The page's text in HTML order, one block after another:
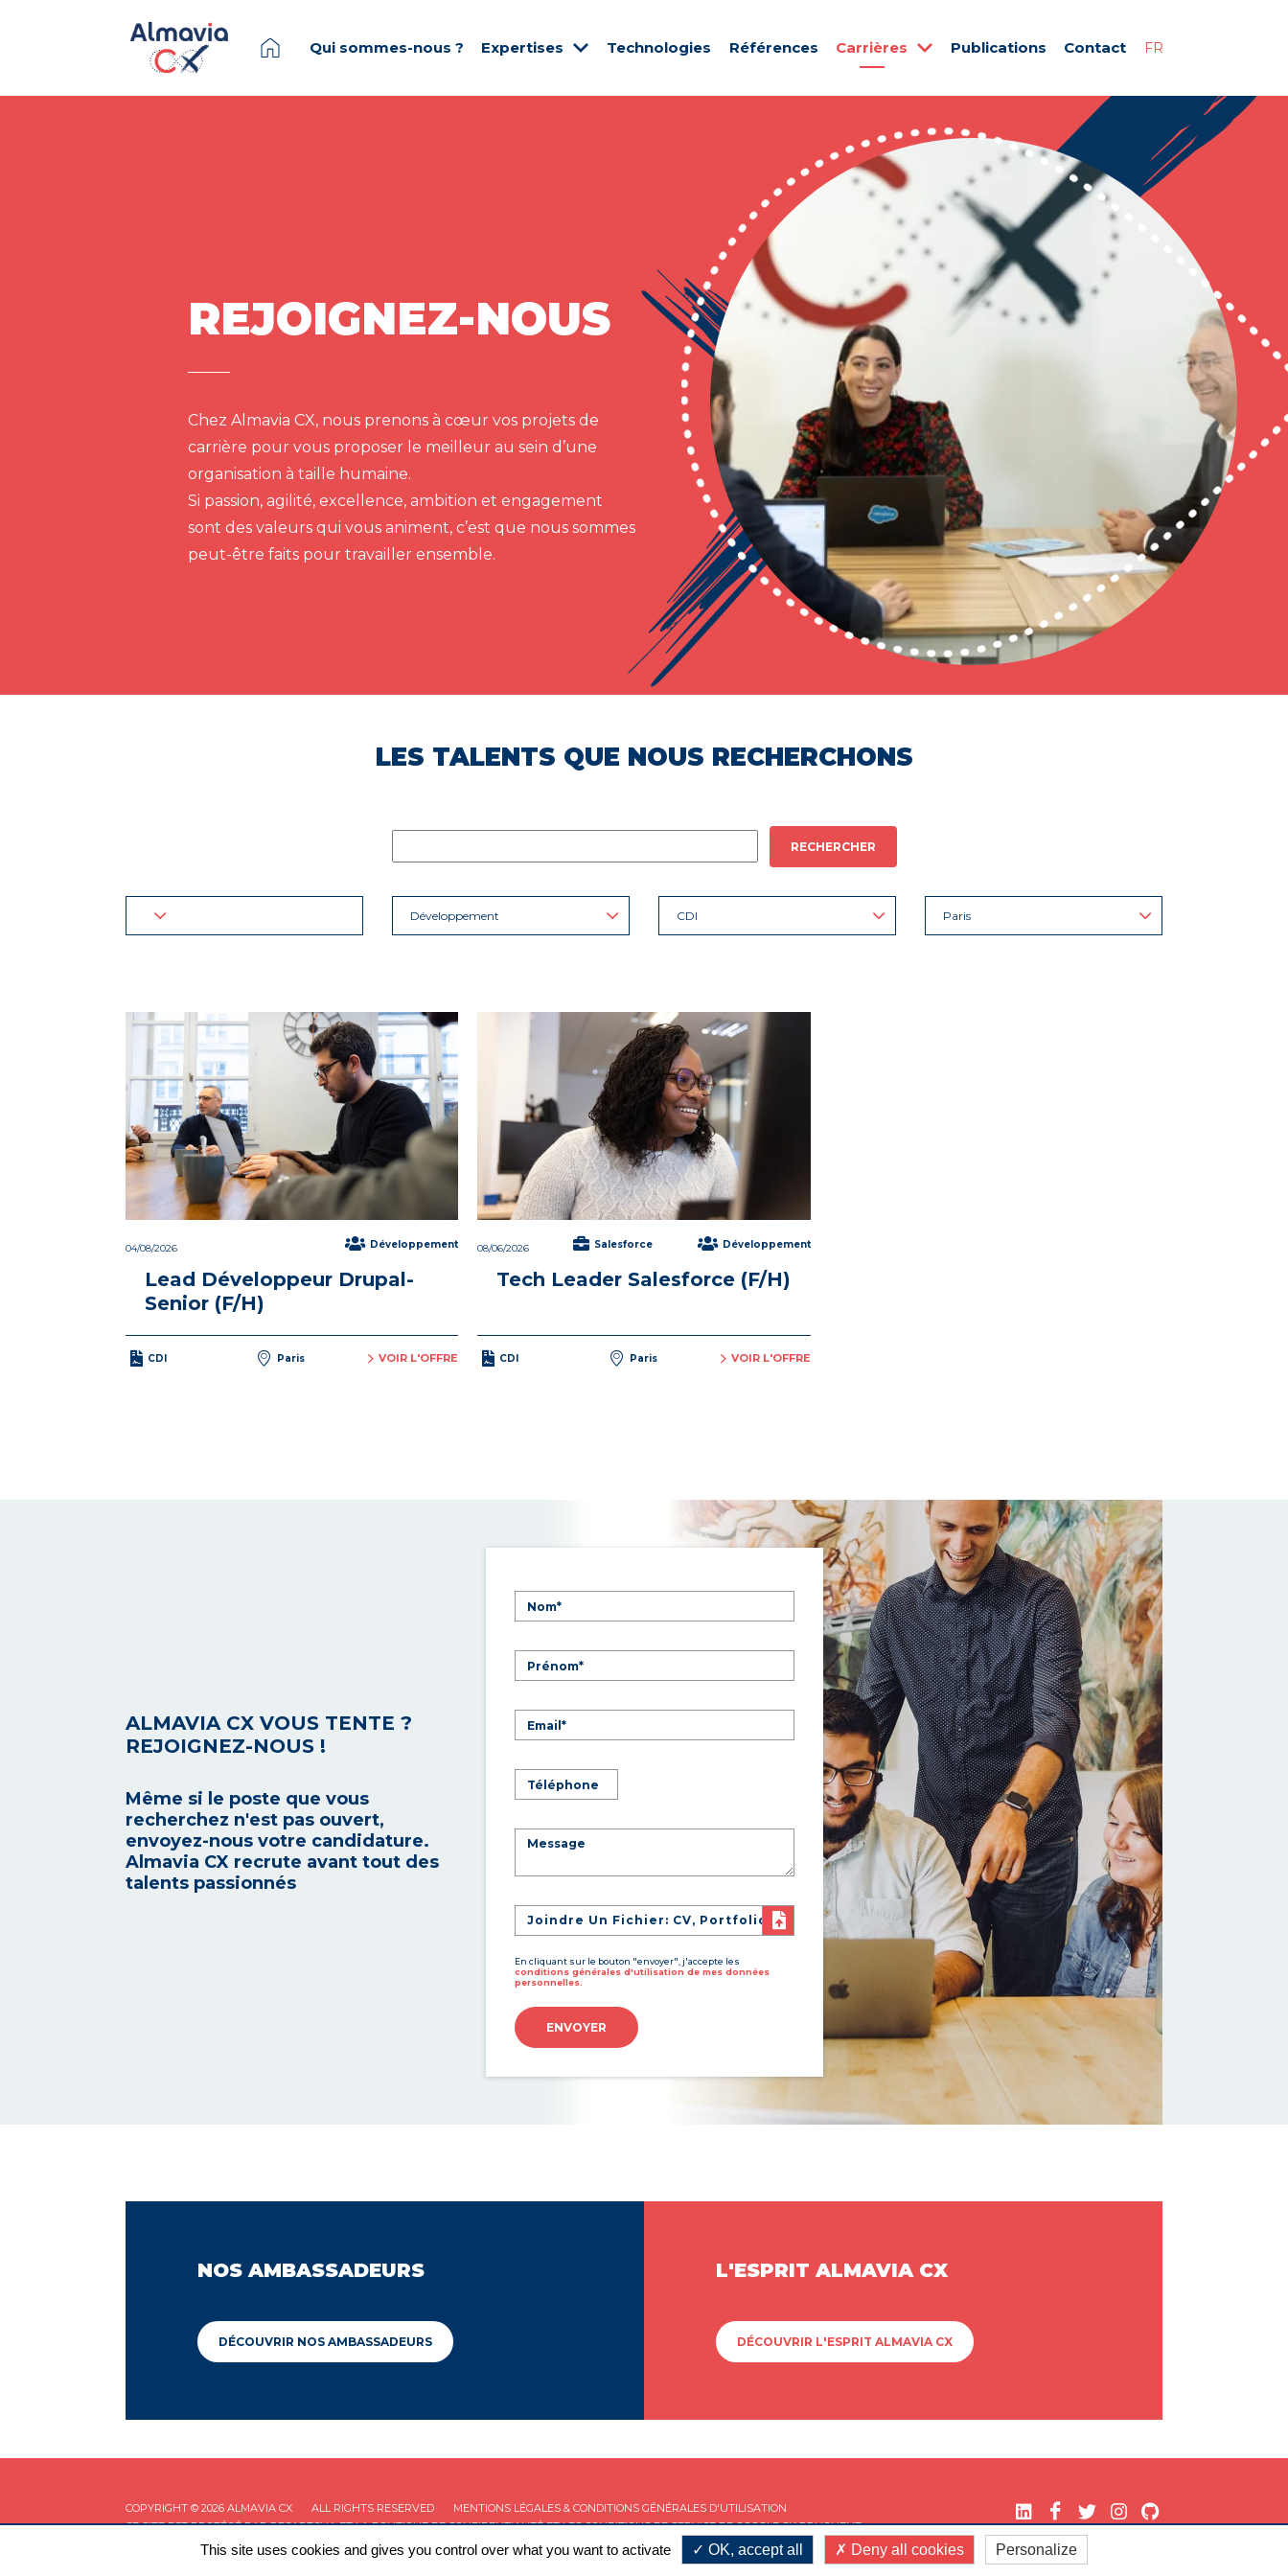
Qui sommes-nous ? Expertises Technologies Références Carrières Publications Contact FR
REJOIGNEZ-NOUS
Chez Almavia CX, nous prenons à cœur vos projets de
carrière pour vous proposer le meilleur au sein d’une
organisation à taille humaine.
Si passion, agilité, excellence, ambition et engagement
sont des valeurs qui vous animent, c’est que nous sommes
peut-être faits pour travailler ensemble.
LES TALENTS QUE NOUS RECHERCHONS
RECHERCHER
Développement CDI Paris
04/08/2026 Développement
Lead Développeur Drupal-
Senior (F/H)
CDI Paris VOIR L'OFFRE
08/06/2026 Salesforce Développement
Tech Leader Salesforce (F/H)
CDI Paris VOIR L'OFFRE
ALMAVIA CX VOUS TENTE ?
REJOIGNEZ-NOUS !
Même si le poste que vous
recherchez n'est pas ouvert,
envoyez-nous votre candidature.
Almavia CX recrute avant tout des
talents passionnés
Joindre Un Fichier: CV, Portfolio
En cliquant sur le bouton "envoyer", j'accepte les
conditions générales d'utilisation de mes données
personnelles.
ENVOYER
NOS AMBASSADEURS
DÉCOUVRIR NOS AMBASSADEURS
L'ESPRIT ALMAVIA CX
DÉCOUVRIR L'ESPRIT ALMAVIA CX
COPYRIGHT © 2026 ALMAVIA CX ALL RIGHTS RESERVED
MENTIONS LÉGALES & CONDITIONS GÉNÉRALES D'UTILISATION
CE SITE EST PROTÉGÉ PAR RECAPTCHA ET LAPOLITIQUE DE CONFIDENTIALITÉET LESCONDITIONS DE SERVICEDE GOOGLE S'APPLIQUENT.
This site uses cookies and gives you control over what you want to activate OK, accept all Deny all cookies Personalize